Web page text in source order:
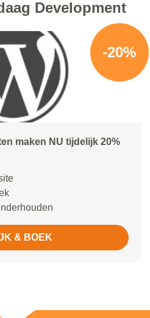
Development
-20%
maken NU tijdelijk 20%
& BOEK